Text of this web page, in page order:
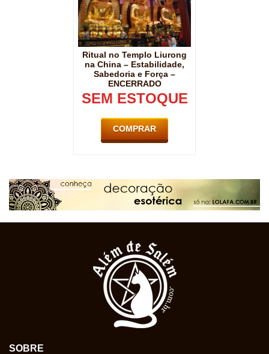
Ritual no Templo Liurong
na China – Estabilidade,
Sabedoria e Força –
ENCERRADO
SEM ESTOQUE
COMPRAR
SOBRE